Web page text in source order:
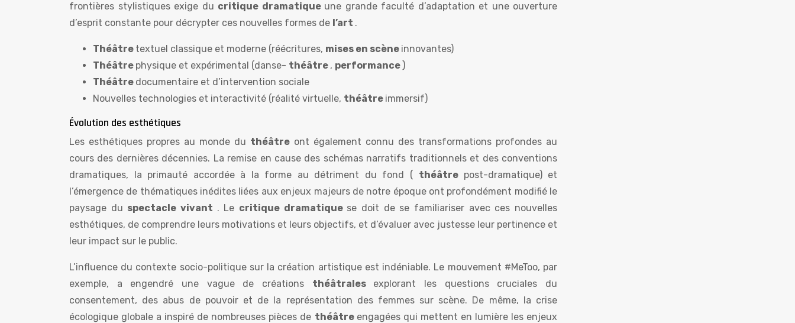
frontières stylistiques exige du critique dramatique une grande faculté d’adaptation et une ouverture
d’esprit constante pour décrypter ces nouvelles formes de l’art .
Théâtre textuel classique et moderne (réécritures, mises en scène innovantes)
Théâtre physique et expérimental (danse- théâtre , performance )
Théâtre documentaire et d’intervention sociale
Nouvelles technologies et interactivité (réalité virtuelle, théâtre immersif)
Évolution des esthétiques
Les esthétiques propres au monde du théâtre ont également connu des transformations profondes au
cours des dernières décennies. La remise en cause des schémas narratifs traditionnels et des conventions
dramatiques, la primauté accordée à la forme au détriment du fond ( théâtre post-dramatique) et
l’émergence de thématiques inédites liées aux enjeux majeurs de notre époque ont profondément modifié le
paysage du spectacle vivant . Le critique dramatique se doit de se familiariser avec ces nouvelles
esthétiques, de comprendre leurs motivations et leurs objectifs, et d’évaluer avec justesse leur pertinence et
leur impact sur le public.
L’influence du contexte socio-politique sur la création artistique est indéniable. Le mouvement #MeToo, par
exemple, a engendré une vague de créations théâtrales explorant les questions cruciales du
consentement, des abus de pouvoir et de la représentation des femmes sur scène. De même, la crise
écologique globale a inspiré de nombreuses pièces de théâtre engagées qui mettent en lumière les enjeux